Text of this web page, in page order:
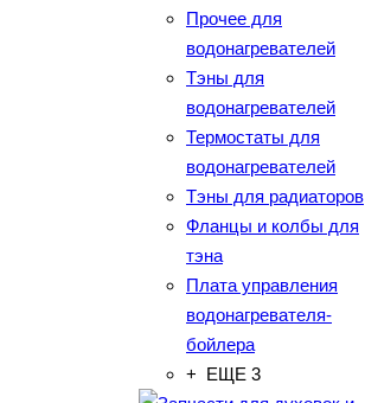
Прочее для
водонагревателей
Тэны для
водонагревателей
Термостаты для
водонагревателей
Тэны для радиаторов
Фланцы и колбы для
тэна
Плата управления
водонагревателя-
бойлера
+ ЕЩЕ 3